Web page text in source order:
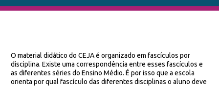
O material didático do CEJA é organizado em fascículos por
disciplina. Existe uma correspondência entre esses fascículos e
as diferentes séries do Ensino Médio. É por isso que a escola
orienta por qual fascículo das diferentes disciplinas o aluno deve